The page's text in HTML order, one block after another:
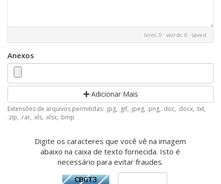
lines: 0 words: 0 saved
Anexos
Adicionar Mais
Extensões de arquivos permitidas: .jpg, .gif, .jpeg, .png, .doc, .docx, .txt,
.zip, .rar, .xls, .xlsx, .bmp
Digite os caracteres que você vê na imagem
abaixo na caixa de texto fornecida. Isto é
necessário para evitar fraudes.